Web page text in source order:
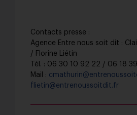
Contacts presse :
Agence Entre nous soit dit :
/ Florine Liétin
Tél. : 06 30 10 92 22 / 06 18
Mail :
flietin@entrenoussoitdit.fr